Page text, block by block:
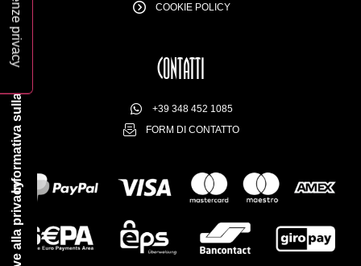
COOKIE POLICY
CONTATTI
+39 348 452 1085
FORM DI CONTATTO
Informativa sulla raccolta